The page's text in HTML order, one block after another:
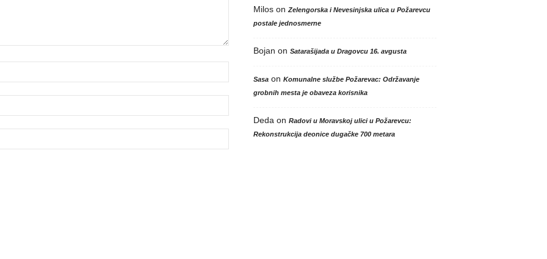
Miloson Zelengorska i Nevesinjska ulica u Požarevcu
postale jednosmerne
Bojan on Satarašijada u Dragovcu 16. avgusta
Sasaon Komunalne službe Požarevac: Održavanje
grobnih mesta je obaveza korisnika
Deda on Radovi u Moravskoj ulici u Požarevcu:
Rekonstrukcija deonice dugačke 700 metara